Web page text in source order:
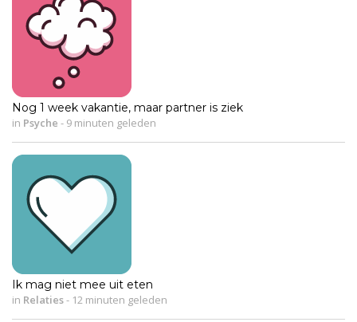
Nog 1 week vakantie, maar partner is ziek
in Psyche - 9 minuten geleden
Ik mag niet mee uit eten
in Relaties- 12 minuten geleden